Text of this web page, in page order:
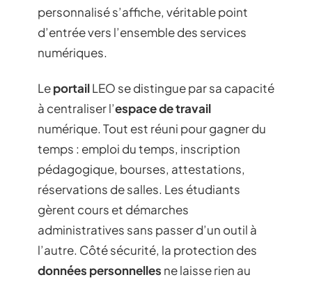
personnalisé s’affiche, véritable point
d’entrée vers l’ensemble des services
numériques.
LeportailLEO se distingue par sa capacité
à centraliser l’espace de travail
numérique. Tout est réuni pour gagner du
temps : emploi du temps, inscription
pédagogique, bourses, attestations,
réservations de salles. Les étudiants
gèrent cours et démarches
administratives sans passer d’un outil à
l’autre. Côté sécurité, la protection des
données personnelles ne laisse rien au